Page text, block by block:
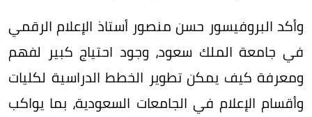
وأكد البروفيسور حسن منصور أستاذ الإعلام الرقمي
في جامعة الملك سعود، وجود احتياج كبير لفهم
ومعرفة كيف يمكن تطوير الخطط الدراسية لكليات
وأقسام الإعلام في الجامعات السعودية، بما يواكب